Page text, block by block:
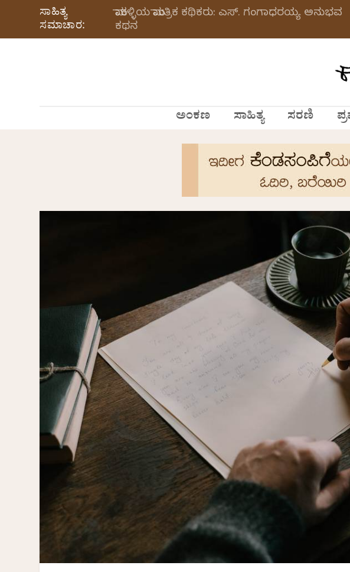
ಸಾಹಿತ್ಯ
ಸಮಾಚಾರ:
ಮಾಕಳ್ಳಿಯ ಮಾಂತ್ರಿಕ ಕಥಿಕರು: ಎಸ್. ಗಂಗಾಧರಯ್ಯ ಅನುಭವ
ಕಥನ
ಅಂಕಣ ಸಾಹಿತ್ಯ ಸರಣಿ